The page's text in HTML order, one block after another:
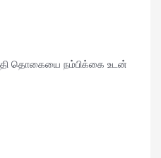
தொகையை நம்பிக்கை உடன்